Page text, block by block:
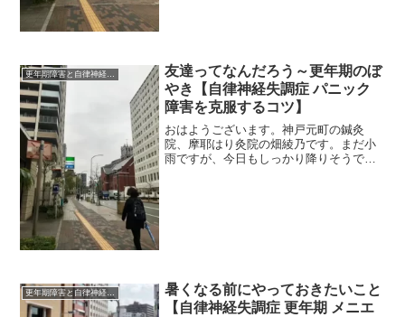
友達ってなんだろう～更年期のぼ
やき【自律神経失調症 パニック
障害を克服するコツ】
おはようございます。神戸元町の鍼灸
院、摩耶はり灸院の畑綾乃です。まだ小
雨ですが、今日もしっかり降りそうで
暑くなる前にやっておきたいこと
【自律神経失調症 更年期 メニエ